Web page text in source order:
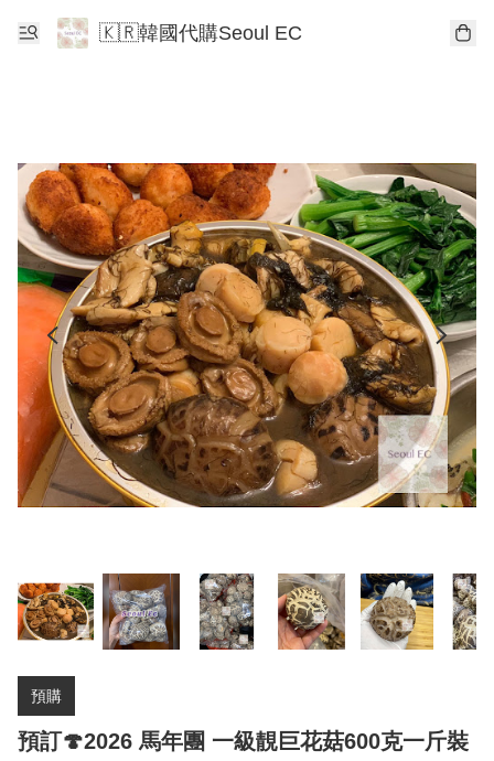
🇰🇷韓國代購Seoul EC
預購
預訂🍄2026 馬年團 一級靚巨花菇600克一斤裝